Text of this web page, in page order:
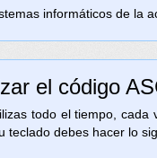
informáticos de la
el código
todo el tiempo,
teclado debes hacer lo